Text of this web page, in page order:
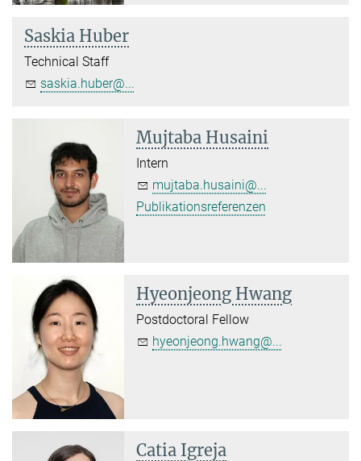
Saskia Huber
Technical Staff
saskia.huber@...
Mujtaba Husaini
Intern
mujtaba.husaini@...
Publikationsreferenzen
Hyeonjeong Hwang
Postdoctoral Fellow
hyeonjeong.hwang@...
Catia Igreja